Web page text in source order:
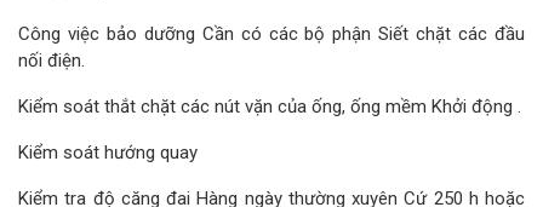
Công việc bảo dưỡng Cần có các bộ phận Siết chặt các đầu
nối điện.
Kiểm soát thắt chặt các nút vặn của ống, ống mềm Khởi động .
Kiểm soát hướng quay
Kiểm tra độ căng đai Hàng ngày thường xuyên Cứ 250 h hoặc